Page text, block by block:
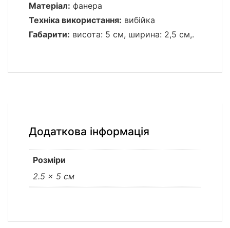
Матеріал: фанера
Техніка використання: вибійка
Габарити: висота: 5 см, ширина: 2,5 см,.
Додаткова інформація
Розміри
2.5 × 5 см